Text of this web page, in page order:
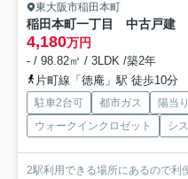
東大阪市稲田本町
稲田本町一丁目 中古戸建
4,180万円
- / 98.82㎡ / 3LDK /築2年
片町線「徳庵」駅 徒歩10分
駐車2台可 都市ガス 陽当
ウォークインクロゼット
シ
2駅利用できる場所にあるので利